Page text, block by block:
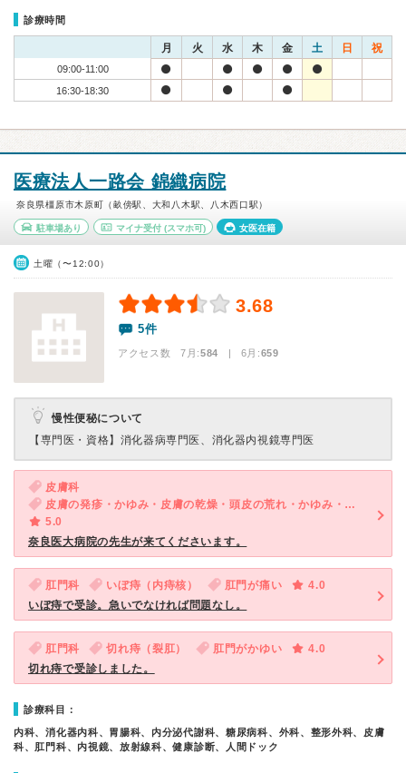
診療時間
月 火 水 木 金 土 日 祝
09:00-11:00
16:30-18:30
医療法人一路会 錦織病院
奈良県橿原市木原町（畝傍駅、大和八木駅、八木西口駅）
駐車場あり マイナ受付(スマホ可) 女医在籍
土曜（〜12:00）
3.68
5件
アクセス数 7月:584 | 6月:659
慢性便秘について
【専門医・資格】 消化器病専門医、消化器内視鏡専門医
皮膚科
皮膚の発疹・かゆみ・皮膚の乾燥・頭皮の荒れ・かゆみ・手荒れ
5.0
奈良医大病院の先生が来てくださいます。
肛門科 いぼ痔（内痔核） 肛門が痛い
4.0
いぼ痔で受診。急いでなければ問題なし。
肛門科 切れ痔（裂肛） 肛門がかゆい
4.0
切れ痔で受診しました。
診療科目：
内科、消化器内科、胃腸科、内分泌代謝科、糖尿病科、外科、整形外科、皮膚
科、肛門科、内視鏡、放射線科、健康診断、人間ドック